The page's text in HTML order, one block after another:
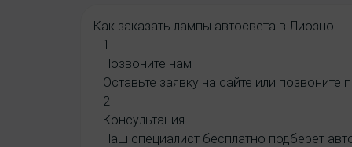
Как заказать лампы автосвета в Лиозно
1
Позвоните нам
Оставьте заявку на сайте или позвоните
2
Консультация
Наш специалист бесплатно подберет